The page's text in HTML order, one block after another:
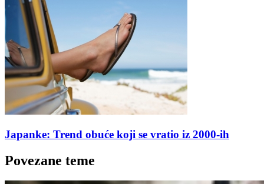
Japanke: Trend obuće koji se vratio iz 2000-ih
Povezane teme